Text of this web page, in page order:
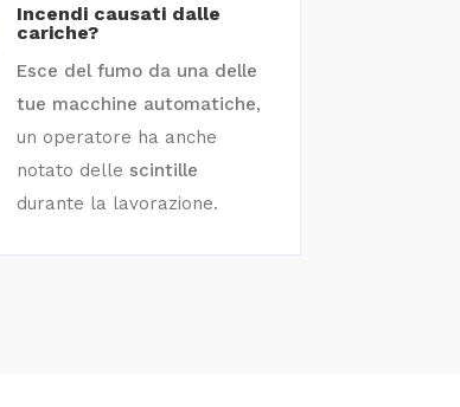
Incendi causati dalle
cariche?
Esce del fumo da una delle
tue macchine automatiche,
un operatore ha anche
notato delle scintille
durante la lavorazione.